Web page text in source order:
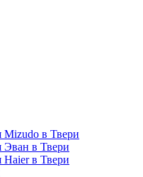
Mizudo в Твери
Эван в Твери
в Твери